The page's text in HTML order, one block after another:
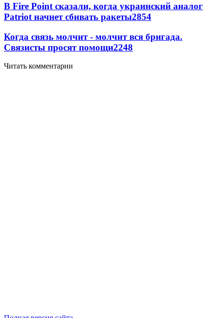
В Fire Point сказали, когда украинский аналог
Patriot начнет сбивать ракеты2854
Когда связь молчит - молчит вся бригада.
Связисты просят помощи2248
Читать комментарии